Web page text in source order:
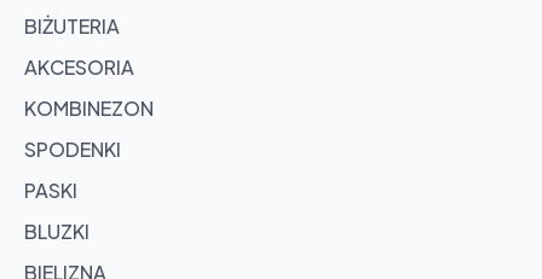
BIŻUTERIA
AKCESORIA
KOMBINEZON
SPODENKI
PASKI
BLUZKI
BIELIZNA